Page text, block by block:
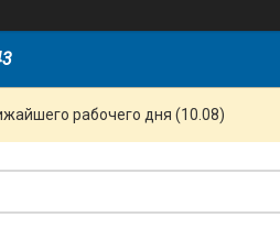
рабочего дня (10.08)